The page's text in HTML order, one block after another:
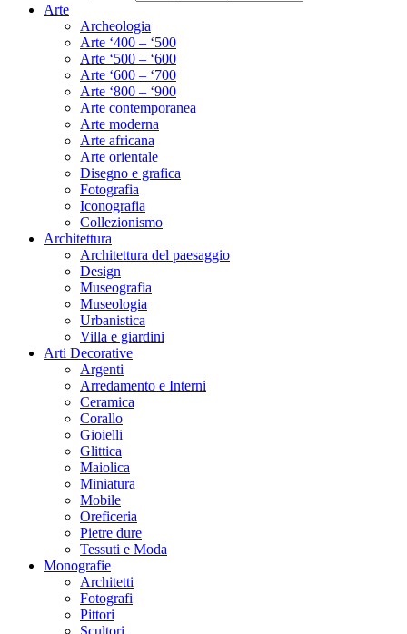
Arte
Archeologia
Arte ‘400 – ‘500
Arte ‘500 – ‘600
Arte ‘600 – ‘700
Arte ‘800 – ‘900
Arte contemporanea
Arte moderna
Arte africana
Arte orientale
Disegno e grafica
Fotografia
Iconografia
Collezionismo
Architettura
Architettura del paesaggio
Design
Museografia
Museologia
Urbanistica
Villa e giardini
Arti Decorative
Argenti
Arredamento e Interni
Ceramica
Corallo
Gioielli
Glittica
Maiolica
Miniatura
Mobile
Oreficeria
Pietre dure
Tessuti e Moda
Monografie
Architetti
Fotografi
Pittori
Scultori